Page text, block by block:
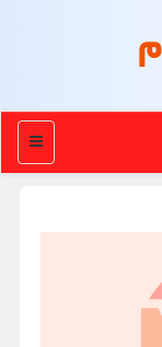
منو